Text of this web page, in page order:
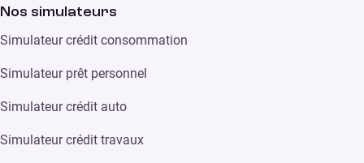
Nos simulateurs
Simulateur crédit consommation
Simulateur prêt personnel
Simulateur crédit auto
Simulateur crédit travaux